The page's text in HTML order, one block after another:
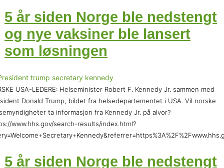
5 år siden Norge ble nedstengt
og nye vaksiner ble lansert
som løsningen
USA-LEDERE: Helseminister Robert F. Kennedy Jr. sammen med
Donald Trump, bildet fra helsedepartementet i USA. Vil norske
ta informasjon fra Kennedy Jr. på alvor?
www.hhs.gov/search-results/index.html?
5 år siden Norge ble nedstengt